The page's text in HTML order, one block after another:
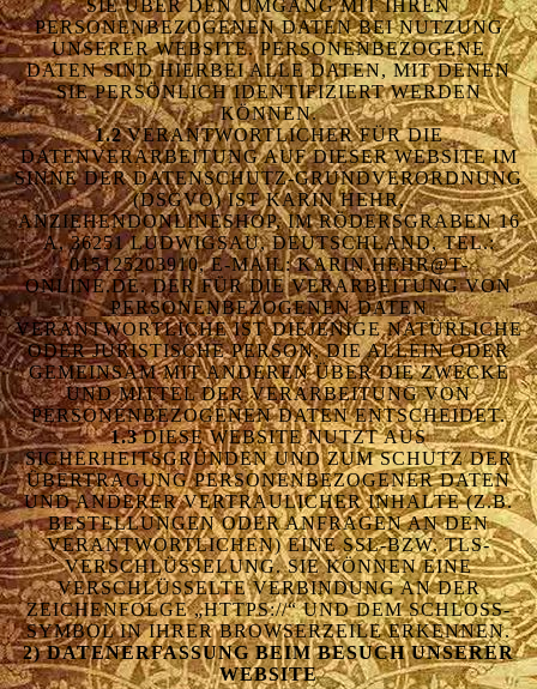
SIE ÜBER DEN UMGANG MIT IHREN
PERSONENBEZOGENEN DATEN BEI NUTZUNG
UNSERER WEBSITE. PERSONENBEZOGENE
DATEN SIND HIERBEI ALLE DATEN, MIT DENEN
SIE PERSÖNLICH IDENTIFIZIERT WERDEN
KÖNNEN.
1.2VERANTWORTLICHER FÜR DIE
DATENVERARBEITUNG AUF DIESER WEBSITE IM
SINNE DER DATENSCHUTZ-GRUNDVERORDNUNG
(DSGVO) IST KARIN HEHR,
ANZIEHENDONLINESHOP, IM RÖDERSGRABEN 16
A, 36251 LUDWIGSAU, DEUTSCHLAND, TEL.:
015125203910, E-MAIL: KARIN.HEHR@T-
ONLINE.DE. DER FÜR DIE VERARBEITUNG VON
PERSONENBEZOGENEN DATEN
VERANTWORTLICHE IST DIEJENIGE NATÜRLICHE
ODER JURISTISCHE PERSON, DIE ALLEIN ODER
GEMEINSAM MIT ANDEREN ÜBER DIE ZWECKE
UND MITTEL DER VERARBEITUNG VON
PERSONENBEZOGENEN DATEN ENTSCHEIDET.
1.3DIESE WEBSITE NUTZT AUS
SICHERHEITSGRÜNDEN UND ZUM SCHUTZ DER
ÜBERTRAGUNG PERSONENBEZOGENER DATEN
UND ANDERER VERTRAULICHER INHALTE (Z.B.
BESTELLUNGEN ODER ANFRAGEN AN DEN
VERANTWORTLICHEN) EINE SSL-BZW. TLS-
VERSCHLÜSSELUNG. SIE KÖNNEN EINE
VERSCHLÜSSELTE VERBINDUNG AN DER
ZEICHENFOLGE „HTTPS://“ UND DEM SCHLOSS-
SYMBOL IN IHRER BROWSERZEILE ERKENNEN.
2) DATENERFASSUNG BEIM BESUCH UNSERER
WEBSITE